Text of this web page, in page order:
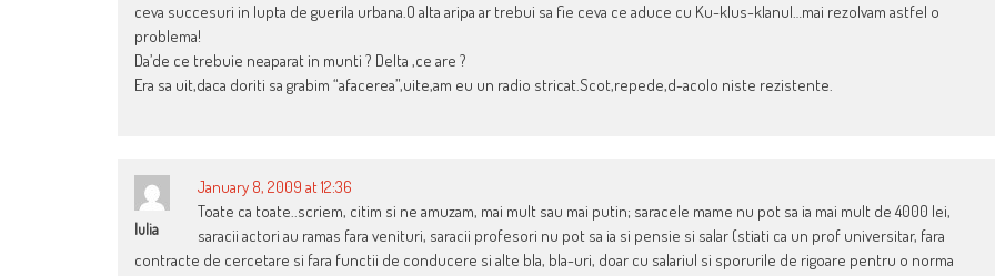
ceva succesuri in lupta de guerila urbana.O alta aripa ar trebui sa fie ceva ce aduce cu Ku-klus-klanul…mai rezolvam astfel o
problema!
Da’de ce trebuie neaparat in munti ? Delta ,ce are ?
Era sa uit,daca doriti sa grabim “afacerea”,uite,am eu un radio stricat.Scot,repede,d-acolo niste rezistente.
Iulia
January 8, 2009 at 12:36
Toate ca toate..scriem, citim si ne amuzam, mai mult sau mai putin; saracele mame nu pot sa ia mai mult de 4000 lei,
saracii actori au ramas fara venituri, saracii profesori nu pot sa ia si pensie si salar (stiati ca un prof universitar, fara
contracte de cercetare si fara functii de conducere si alte bla, bla-uri, doar cu salariul si sporurile de rigoare pentru o norma